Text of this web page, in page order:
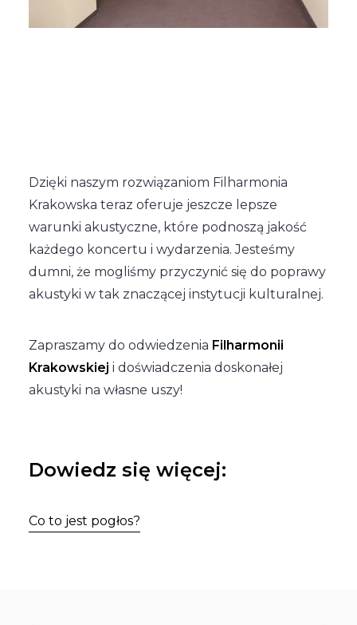
Dzięki naszym rozwiązaniom Filharmonia
Krakowska teraz oferuje jeszcze lepsze
warunki akustyczne, które podnoszą jakość
każdego koncertu i wydarzenia. Jesteśmy
dumni, że mogliśmy przyczynić się do poprawy
akustyki w tak znaczącej instytucji kulturalnej.
Zapraszamy do odwiedzenia Filharmonii
Krakowskiej i doświadczenia doskonałej
akustyki na własne uszy!
Dowiedz się więcej:
Co to jest pogłos?